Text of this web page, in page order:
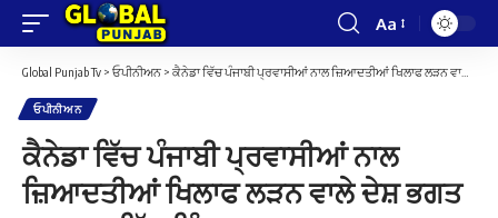
Font
Resizer
Aa
Global Punjab Tv > ਓਪੀਨੀਅਨ > ਕੈਨੇਡਾ ਵਿੱਚ ਪੰਜਾਬੀ ਪ੍ਰਵਾਸੀਆਂ ਨਾਲ ਜ਼ਿਆਦਤੀਆਂ ਖਿਲਾਫ ਲੜਨ ਵਾਲੇ ਦੇਸ਼ ਭਗਤ ਬਾਬਾ ਗੁਰਦਿੱਤ ਸਿੰਘ
ਓਪੀਨੀਅਨ
ਕੈਨੇਡਾ ਵਿੱਚ ਪੰਜਾਬੀ ਪ੍ਰਵਾਸੀਆਂ ਨਾਲ
ਜ਼ਿਆਦਤੀਆਂ ਖਿਲਾਫ ਲੜਨ ਵਾਲੇ ਦੇਸ਼ ਭਗਤ